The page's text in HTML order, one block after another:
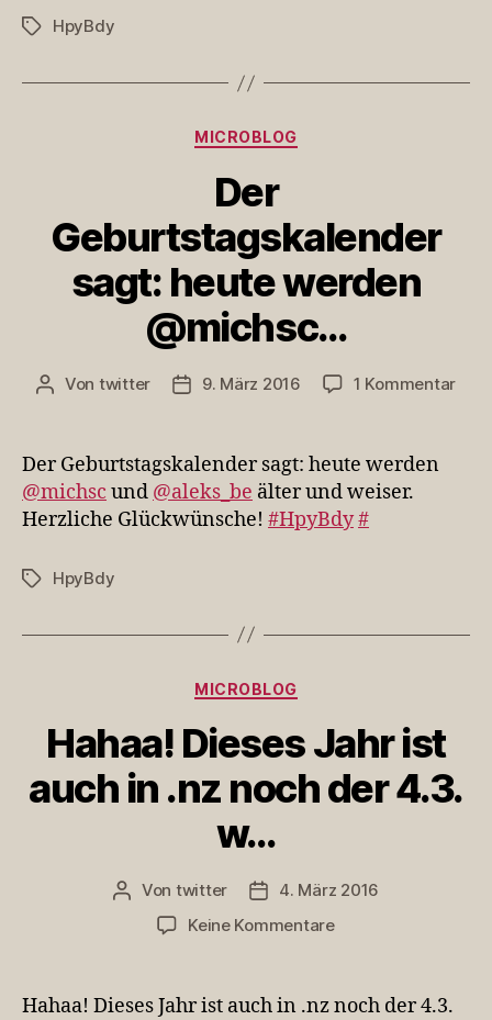
Schlagwörter
HpyBdy
Kategorien
MICROBLOG
Der
Geburtstagskalender
sagt: heute werden
@michsc…
Beitragsautor
Von twitter Veröffentlichungsdatum
9. März 2016 1 Kommentarzu
Der Geburtstagskalender sagt: heute werden
@michsc und @aleks_be älter und weiser.
Herzliche Glückwünsche! #HpyBdy#
Schlagwörter
HpyBdy
Kategorien
MICROBLOG
Hahaa! Dieses Jahr ist
auch in .nz noch der 4.3.
w…
Beitragsautor
Von twitter Veröffentlichungsdatum
4. März 2016
Keine Kommentarezu
Jahr
Hahaa! Dieses Jahr ist auch in .nz noch der 4.3.